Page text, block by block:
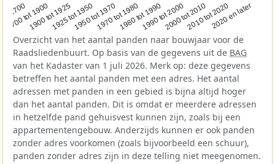
1700
1700 tot 1900
1900 tot 19251925 tot 19501950 tot 19701970 tot 19801980 tot 19901990 tot 20002000 tot 20102010 tot 20202020 en later
Overzicht van het aantal panden naar bouwjaar voor de
Raadsliedenbuurt. Op basis van de gegevens uit de BAG
van het Kadaster van 1 juli 2026. Merk op: deze gegevens
betreffen het aantal panden met een adres. Het aantal
adressen met panden in een gebied is bijna altijd hoger
dan het aantal panden. Dit is omdat er meerdere adressen
in hetzelfde pand gehuisvest kunnen zijn, zoals bij een
appartementengebouw. Anderzijds kunnen er ook panden
zonder adres voorkomen (zoals bijvoorbeeld een schuur),
panden zonder adres zijn in deze telling niet meegenomen.